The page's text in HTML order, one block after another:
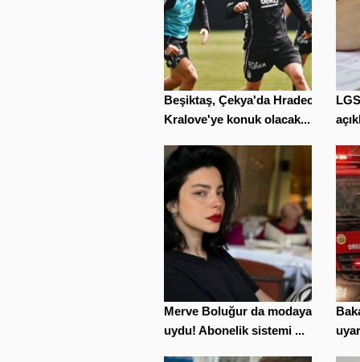
Beşiktaş, Çekya'da Hradec
Kralove'ye konuk olacak...
Merve Boluğur da modaya
uydu! Abonelik sistemi ...